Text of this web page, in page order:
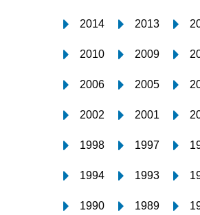
2014 2013
2010 2009
2006 2005
2002 2001
1998 1997
1994 1993
1990 1989